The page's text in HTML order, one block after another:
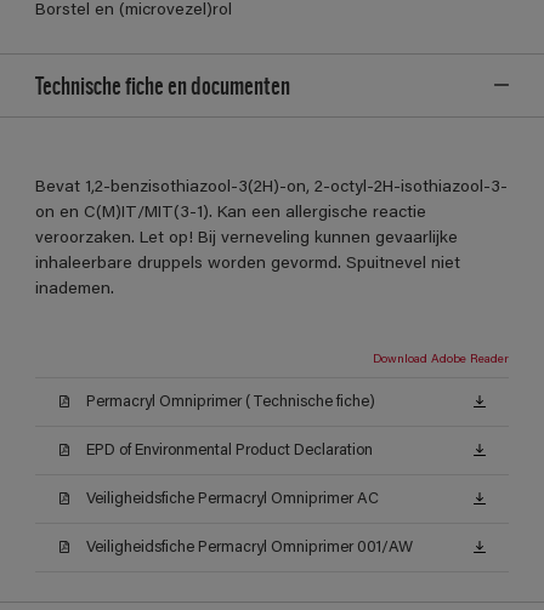
Borstel en (microvezel)rol
Technische fiche en documenten
Bevat 1,2-benzisothiazool-3(2H)-on, 2-octyl-2H-isothiazool-3-
on en C(M)IT/MIT(3-1). Kan een allergische reactie
veroorzaken. Let op! Bij verneveling kunnen gevaarlijke
inhaleerbare druppels worden gevormd. Spuitnevel niet
inademen.
Download Adobe Reader
Permacryl Omniprimer (Technische fiche)
EPD of Environmental Product Declaration
Veiligheidsfiche Permacryl Omniprimer AC
Veiligheidsfiche Permacryl Omniprimer 001/AW